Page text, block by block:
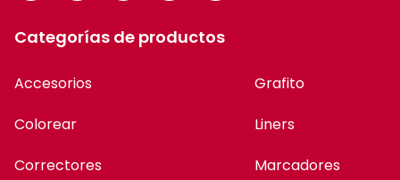
Categorías de productos
Accesorios
Colorear
Correctores
Grafito
Liners
Marcadores